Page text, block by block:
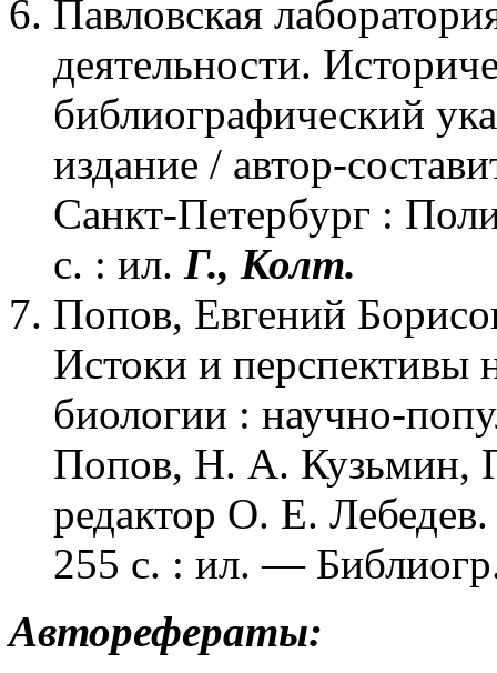
Павловская
деятельности.
библиографический
издание / автор-
Санкт-Петербург :
с. : ил. Г., Колт.
Попов, Евгений
Истоки и перспективы
биологии : научно-
Попов, Н. А. Кузьмин,
редактор О. Е.
255 с. : ил. —
Авторефераты: